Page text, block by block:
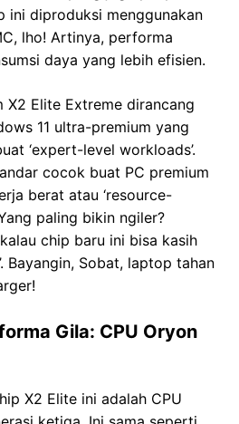
ini diproduksi menggunakan
lho! Artinya, performa
daya yang lebih efisien.
X2 Elite Extreme dirancang
11 ultra-premium yang
‘expert-level workloads’.
cocok buat PC premium
berat atau ‘resource-
paling bikin ngiler?
chip baru ini bisa kasih
Bayangin, Sobat, laptop tahan
Gila: CPU Oryon
X2 Elite ini adalah CPU